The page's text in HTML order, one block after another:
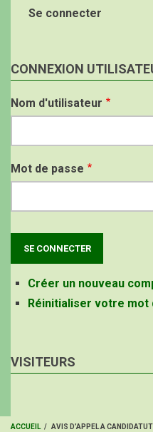
Se connecter
CONNEXION
Nom d'utilisateur
Mot de passe
Créer un nouveau
Réinitialiser votre mot
VISITEURS
ACCUEIL / AVIS D’APPEL A